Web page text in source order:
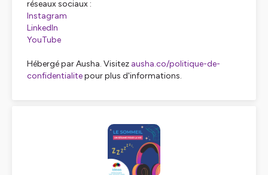
réseaux sociaux :
Instagram
LinkedIn
YouTube
Hébergé par Ausha. Visitez ausha.co/politique-de-
confidentialitepour plus d'informations.